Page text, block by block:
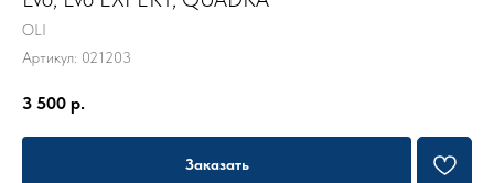
OLI
Артикул: 021203
3 500 р.
Заказать